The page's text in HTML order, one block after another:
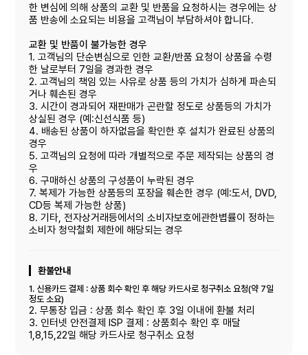
한 변심에 의해 상품의 교환 및 반품을 요청하시는 경우에는 상
품 반송에 소요되는 비용을 고객님이 부담하셔야 합니다.
교환 및 반품이 불가능한 경우
1. 고객님의 단순변심으로 인한 교환/반품 요청이 상품을 수령
한 날로부터 7일을 경과한 경우
2. 고객님의 책임 있는 사유로 상품 등의 가치가 심하게 파손되
거나 훼손된 경우
3. 시간이 경과되어 재판매가 곤란할 정도로 상품등의 가치가
상실된 경우 (예:신선식품 등)
4. 배송된 상품이 하자없음을 확인한 후 설치가 완료된 상품의
경우
5. 고객님의 요청에 따라 개별적으로 주문 제작되는 상품의 경
우
6. 구매하신 상품의 구성품이 누락된 경우
7. 복제가 가능한 상품등의 포장을 훼손한 경우 (예:도서, DVD,
CD등 복제 가능한 상품)
8. 기타, 전자상거래등에서의 소비자보호에관한볍률이 정하는
소비자 청약철회 제한에 해당되는 경우
환불안내
1. 신용카드 결제 : 상품 회수 확인 후 해당 카드사로 청구취소 요청(약 7일
정도 소요)
2. 무통장 입금 : 상품 회수 확인 후 3일 이내에 환불 처리
3. 인터넷 안전결제 ISP 결제 : 상품회수 확인 후 매달
1,8,15,22일 해당 카드사로 청구취소 요청